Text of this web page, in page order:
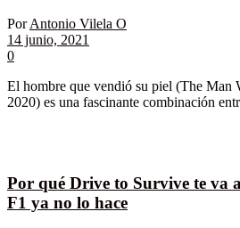
Por Antonio Vilela O
14 junio, 2021
0
El hombre que vendió su piel (The Man
2020) es una fascinante combinación
Por qué Drive to Survive te va
F1 ya no lo hace